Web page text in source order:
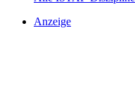
Anzeige